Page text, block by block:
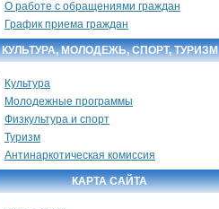
О работе с обращениями граждан
График приема граждан
КУЛЬТУРА, МОЛОДЕЖЬ, СПОРТ, ТУРИЗМ
Культура
Молодежные программы
Физкультура и спорт
Туризм
Антинаркотическая комиссия
КАРТА САЙТА